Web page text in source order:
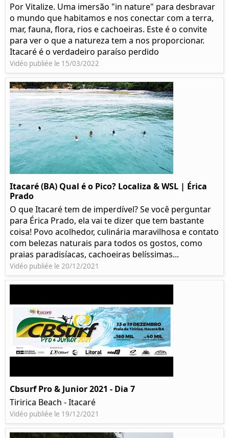
Por Vitalize. Uma imersão "in nature" para desbravar
o mundo que habitamos e nos conectar com a terra,
mar, fauna, flora, rios e cachoeiras. Este é o convite
para ver o que a natureza tem a nos proporcionar.
Itacaré é o verdadeiro paraíso perdido
Vidéo publiée le 15/03/2022
Itacaré (BA) Qual é o Pico? Localiza & WSL | Érica
Prado​
O que Itacaré tem de imperdível? Se você perguntar
para Érica Prado, ela vai te dizer que tem bastante
coisa!​ Povo acolhedor, culinária maravilhosa e contato
com belezas naturais para todos os gostos, como
praias paradisíacas, cachoeiras belíssimas...
Vidéo publiée le 20/12/2021
Cbsurf Pro & Junior 2021 - Dia 7
Tiririca Beach - Itacaré
Vidéo publiée le 19/12/2021